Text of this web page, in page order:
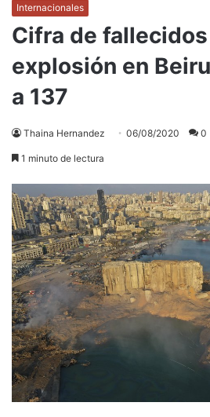
Internacionales
Cifra de
explosión en
a 137
Thaina Hernandez 06/08/2020 0
1 minuto de lectura